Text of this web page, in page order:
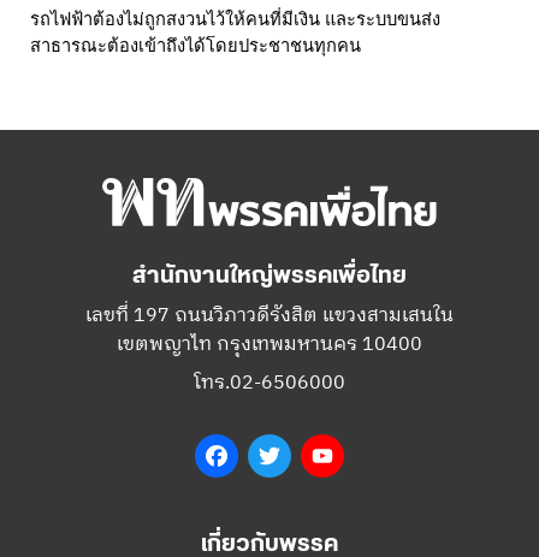
รถไฟฟ้าต้องไม่ถูกสงวนไว้ให้คนที่มีเงิน และระบบขนส่ง
สาธารณะต้องเข้าถึงได้โดยประชาชนทุกคน
สำนักงานใหญ่พรรคเพื่อไทย
เลขที่ 197 ถนนวิภาวดีรังสิต แขวงสามเสนใน
เขตพญาไท กรุงเทพมหานคร 10400
โทร.02-6506000
FacebookTwitter
เกี่ยวกับพรรค